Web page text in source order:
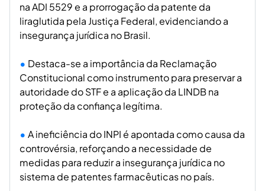
na ADI 5529 e a prorrogação da patente da
liraglutida pela Justiça Federal, evidenciando a
insegurança jurídica no Brasil.
Destaca-se a importância da Reclamação
Constitucional como instrumento para preservar a
autoridade do STF e a aplicação da LINDB na
proteção da confiança legítima.
A ineficiência do INPI é apontada como causa da
controvérsia, reforçando a necessidade de
medidas para reduzir a insegurança jurídica no
sistema de patentes farmacêuticas no país.